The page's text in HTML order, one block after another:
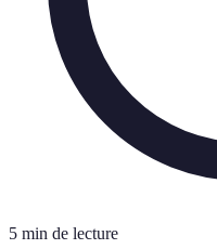
5 min de lecture